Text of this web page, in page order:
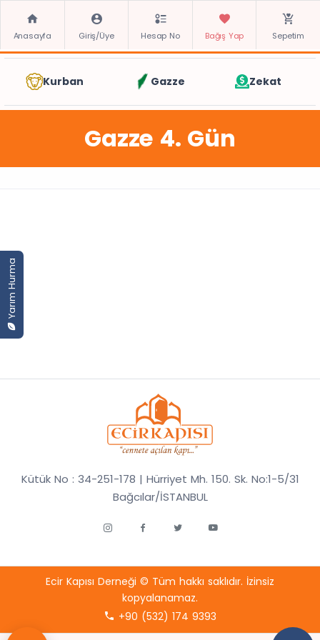
Anasayfa Giriş/Üye Hesap No Bağış Yap Sepetim
Yarım Hurma
Kurban Gazze Zekat
Gazze 4. Gün
Kütük No : 34-251-178 | Hürriyet Mh. 150. Sk. No:1-5/31
Bağcılar/İSTANBUL
Ecir Kapısı Derneği © Tüm hakkı saklıdır. İzinsiz
kopyalanamaz.
+90 (532) 174 9393